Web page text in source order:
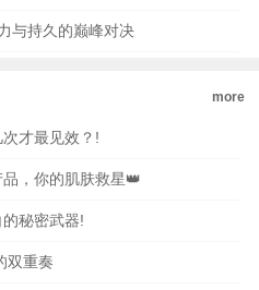
与持久的巅峰对决
more
才最见效？!
，你的肌肤救星👑
秘密武器!
双重奏